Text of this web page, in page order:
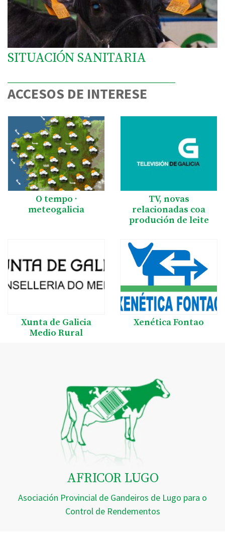
SITUACIÓN SANITARIA
ACCESOS DE INTERESE
O tempo ·
meteogalicia
TV, novas
relacionadas coa
produción de leite
Xunta de Galicia
Medio Rural
Xenética Fontao
AFRICOR LUGO
Asociación Provincial de Gandeiros de Lugo para o
Control de Rendementos